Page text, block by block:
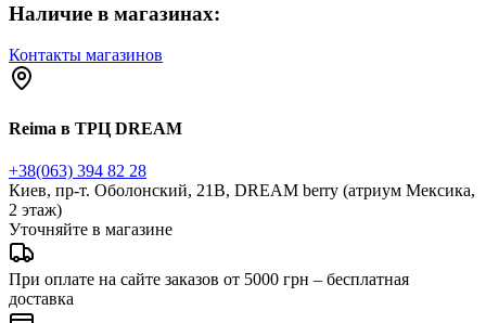
Наличие в магазинах:
Контакты магазинов
Reima в ТРЦ DREAM
+38(063) 394 82 28
Киев, пр-т. Оболонский, 21В, DREAM berry (атриум Мексика,
2 этаж)
Уточняйте в магазине
При оплате на сайте заказов от 5000 грн – бесплатная
доставка